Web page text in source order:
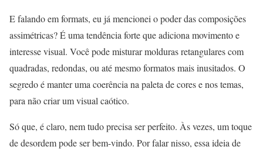
E falando em formats, eu já mencionei o poder das composições
assimétricas? É uma tendência forte que adiciona movimento e
interesse visual. Você pode misturar molduras retangulares com
quadradas, redondas, ou até mesmo formatos mais inusitados. O
segredo é manter uma coerência na paleta de cores e nos temas,
para não criar um visual caótico.
Só que, é claro, nem tudo precisa ser perfeito. Às vezes, um toque
de desordem pode ser bem-vindo. Por falar nisso, essa ideia de